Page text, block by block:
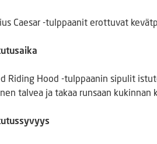
Caesar -tulppaanit erottuvat
Riding Hood -tulppaanin sipulit
talvea ja takaa runsaan kukinnan